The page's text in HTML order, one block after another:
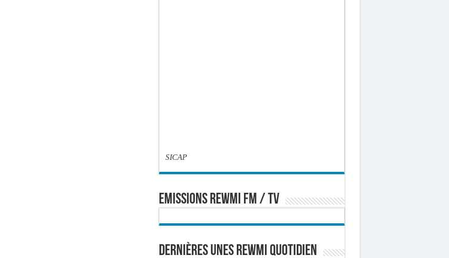
SICAP
EMISSIONS REWMI FM / TV
Dernières Unes Rewmi Quotidien